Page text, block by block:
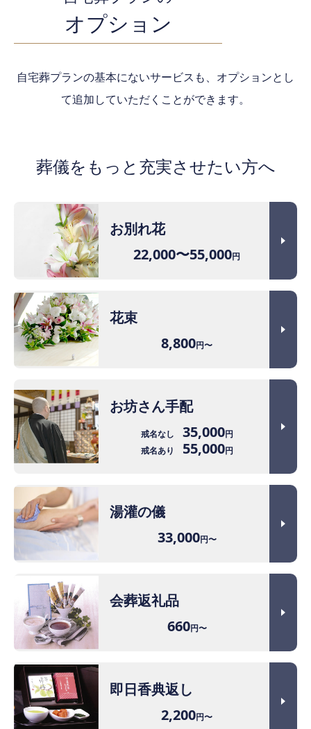
オプション
自宅葬プランの基本にないサービスも、オプションとし
て追加していただくことができます。
葬儀をもっと充実させたい方へ
お別れ花
22,000〜55,000円
花束
8,800円〜
お坊さん手配
戒名なし 35,000円
戒名あり 55,000円
湯灌の儀
33,000円〜
会葬返礼品
660円〜
即日香典返し
2,200円〜